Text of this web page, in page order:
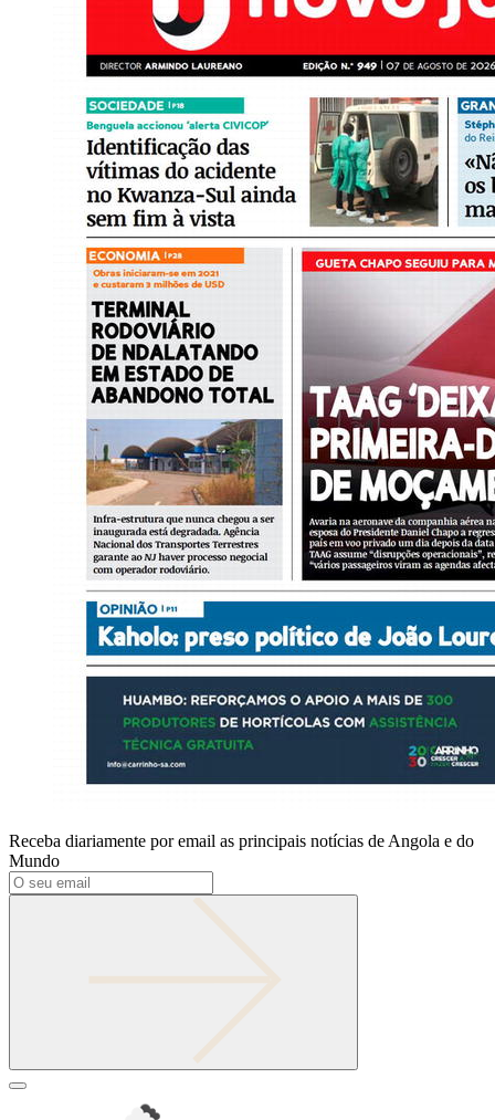
Receba diariamente por email as principais notícias de Angola e do
Mundo